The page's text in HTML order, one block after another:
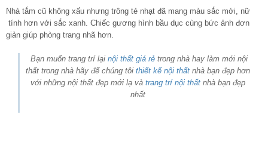
Nhà tắm cũ không xấu nhưng trông tẻ nhạt đã mang màu sắc mới, nữ
tính hơn với sắc xanh. Chiếc gương hình bầu dục cùng bức ảnh đơn
giản giúp phòng trang nhã hơn.
Bạn muốn trang trí lại nội thất giá rẻtrong nhà hay làm mới nội
thất trong nhà hãy để chúng tôi thiết kế nội thấtnhà bạn đẹp hơn
với những nội thất đẹp mới lạ và trang trí nội thấtnhà bạn đẹp
nhất